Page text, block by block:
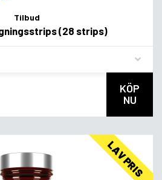
Tilbud
(28 strips)
KÖP
NU
LAV PRIS